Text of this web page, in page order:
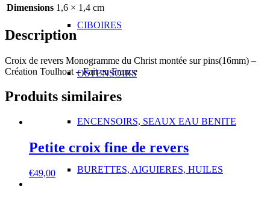
CIBOIRES
OSTENSOIRS
ENCENSOIRS, SEAUX EAU BENITE
BURETTES, AIGUIERES, HUILES
Dimensions 1,6 × 1,4 cm
Description
Croix de revers Monogramme du Christ montée sur pins(16mm) –
Création Toulhoat – Fait en France
Produits similaires
Petite croix fine de revers
€49,00